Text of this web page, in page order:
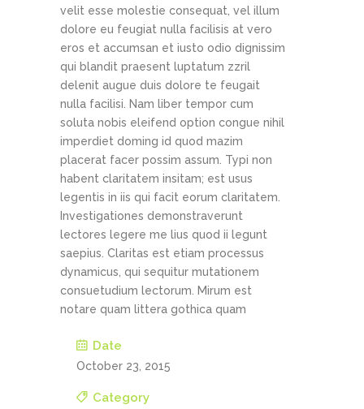
velit esse molestie consequat, vel illum
dolore eu feugiat nulla facilisis at vero
eros et accumsan et iusto odio dignissim
qui blandit praesent luptatum zzril
delenit augue duis dolore te feugait
nulla facilisi. Nam liber tempor cum
soluta nobis eleifend option congue nihil
imperdiet doming id quod mazim
placerat facer possim assum. Typi non
habent claritatem insitam; est usus
legentis in iis qui facit eorum claritatem.
Investigationes demonstraverunt
lectores legere me lius quod ii legunt
saepius. Claritas est etiam processus
dynamicus, qui sequitur mutationem
consuetudium lectorum. Mirum est
notare quam littera gothica quam
Date
October 23, 2015
Category